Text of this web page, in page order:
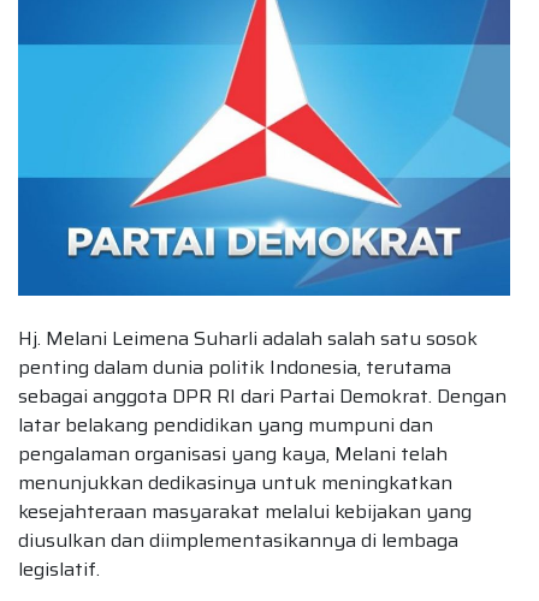
Hj. Melani Leimena Suharli adalah salah satu sosok
penting dalam dunia politik Indonesia, terutama
sebagai anggota DPR RI dari Partai Demokrat. Dengan
latar belakang pendidikan yang mumpuni dan
pengalaman organisasi yang kaya, Melani telah
menunjukkan dedikasinya untuk meningkatkan
kesejahteraan masyarakat melalui kebijakan yang
diusulkan dan diimplementasikannya di lembaga
legislatif.